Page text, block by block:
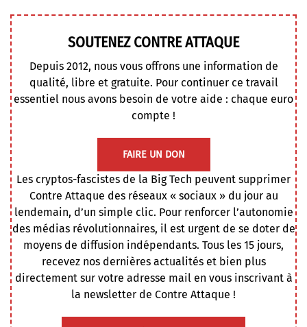
SOUTENEZ CONTRE ATTAQUE
Depuis 2012, nous vous offrons une information de
qualité, libre et gratuite. Pour continuer ce travail
essentiel nous avons besoin de votre aide : chaque euro
compte !
FAIRE UN DON
Les cryptos-fascistes de la Big Tech peuvent supprimer
Contre Attaque des réseaux « sociaux » du jour au
lendemain, d’un simple clic. Pour renforcer l’autonomie
des médias révolutionnaires, il est urgent de se doter de
moyens de diffusion indépendants. Tous les 15 jours,
recevez nos dernières actualités et bien plus
directement sur votre adresse mail en vous inscrivant à
la newsletter de Contre Attaque !